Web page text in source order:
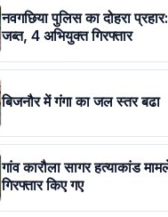
नवगछिया पुलिस का दोहरा
जब्त, 4 अभियुक्त गिरफ्तार
बिजनौर में गंगा का जल स्तर बढा
गांव कारौला सागर हत्याकांड
गिरफ्तार किए गए